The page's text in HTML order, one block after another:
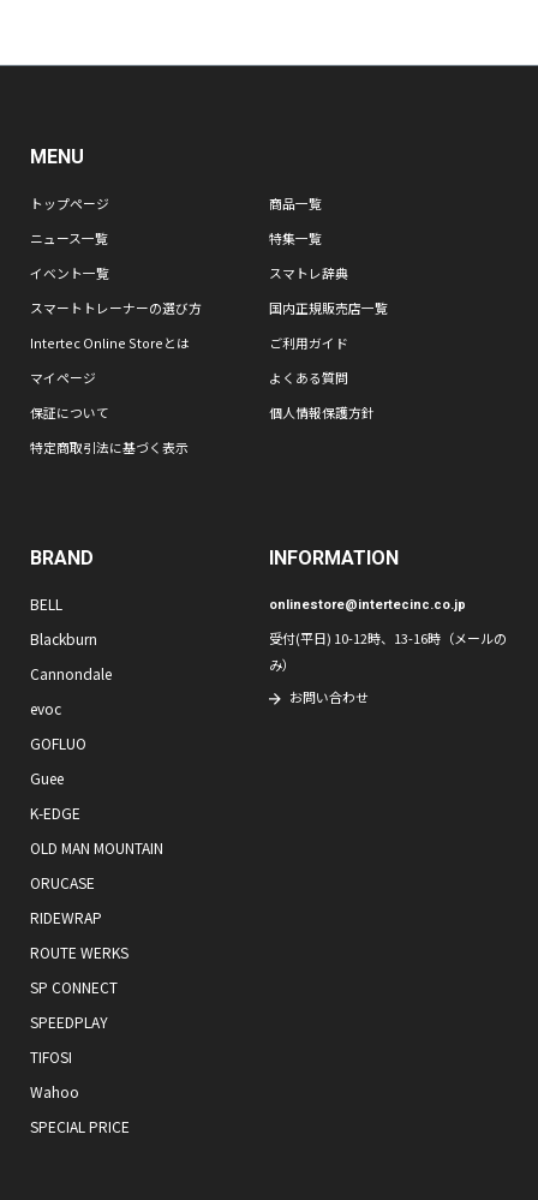
MENU
トップページ
商品一覧
ニュース一覧
特集一覧
イベント一覧
スマトレ辞典
スマートトレーナーの選び方
国内正規販売店一覧
Intertec Online Storeとは
ご利用ガイド
マイページ
よくある質問
保証について
個人情報保護方針
特定商取引法に基づく表示
BRAND
BELL
Blackburn
Cannondale
evoc
GOFLUO
Guee
K-EDGE
OLD MAN MOUNTAIN
ORUCASE
RIDEWRAP
ROUTE WERKS
SP CONNECT
SPEEDPLAY
TIFOSI
Wahoo
SPECIAL PRICE
INFORMATION
onlinestore@intertecinc.co.jp
受付(平日) 10-12時、13-16時（メールの
み）
お問い合わせ